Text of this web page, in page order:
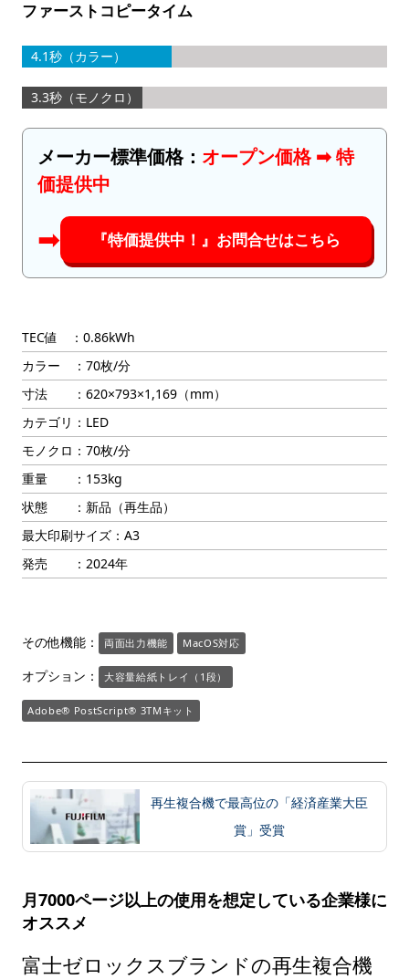
ファーストコピータイム
4.1秒（カラー）
3.3秒（モノクロ）
メーカー標準価格： オープン価格 ➡︎ 特
価提供中
➡︎ 『特価提供中！』お問合せはこちら
TEC値 ：0.86kWh
カラー ：70枚/分
寸法 ：620×793×1,169（mm）
カテゴリ：LED
モノクロ：70枚/分
重量 ：153kg
状態 ：新品（再生品）
最大印刷サイズ：A3
発売 ：2024年
その他機能： 両面出力機能 MacOS対応
オプション： 大容量給紙トレイ（1段）
Adobe® PostScript® 3TMキット
再生複合機で最高位の「経済産業大臣
賞」受賞
月7000ページ以上の使用を想定している企業様に
オススメ
富士ゼロックスブランドの再生複合機